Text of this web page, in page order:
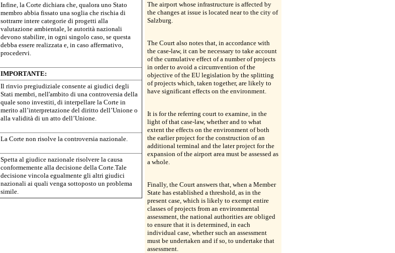
Infine, la Corte dichiara che, qualora uno Stato
membro abbia fissato una soglia che rischia di
sottrarre intere categorie di progetti alla
valutazione ambientale, le autorità nazionali
devono stabilire, in ogni singolo caso, se questa
debba essere realizzata e, in caso affermativo,
procedervi.
IMPORTANTE:
Il rinvio pregiudiziale consente ai giudici degli
Stati membri, nell'ambito di una controversia della
quale sono investiti, di interpellare la Corte in
merito all’interpretazione del diritto dell’Unione o
alla validità di un atto dell’Unione.
La Corte non risolve la controversia nazionale.
Spetta al giudice nazionale risolvere la causa
conformemente alla decisione della Corte.Tale
decisione vincola egualmente gli altri giudici
nazionali ai quali venga sottoposto un problema
simile.
The airport whose infrastructure is affected by
the changes at issue is located near to the city of
Salzburg.
The Court also notes that, in accordance with
the case-law, it can be necessary to take account
of the cumulative effect of a number of projects
in order to avoid a circumvention of the
objective of the EU legislation by the splitting
of projects which, taken together, are likely to
have significant effects on the environment.
It is for the referring court to examine, in the
light of that case-law, whether and to what
extent the effects on the environment of both
the earlier project for the construction of an
additional terminal and the later project for the
expansion of the airport area must be assessed as
a whole.
Finally, the Court answers that, when a Member
State has established a threshold, as in the
present case, which is likely to exempt entire
classes of projects from an environmental
assessment, the national authorities are obliged
to ensure that it is determined, in each
individual case, whether such an assessment
must be undertaken and if so, to undertake that
assessment.